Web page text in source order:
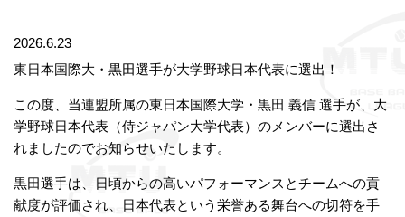
2026.6.23
東日本国際大・黒田選手が大学野球日本代表に選出！
この度、当連盟所属の東日本国際大学・黒田 義信 選手が、大
学野球日本代表（侍ジャパン大学代表）のメンバーに選出さ
れましたのでお知らせいたします。
黒田選手は、日頃からの高いパフォーマンスとチームへの貢
献度が評価され、日本代表という栄誉ある舞台への切符を手